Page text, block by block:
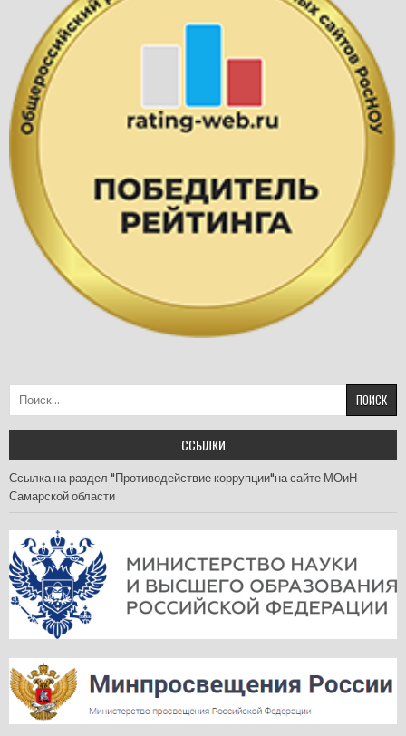
Найти:
ССЫЛКИ
Ссылка на раздел "Противодействие коррупции"на сайте МОиН
Самарской области